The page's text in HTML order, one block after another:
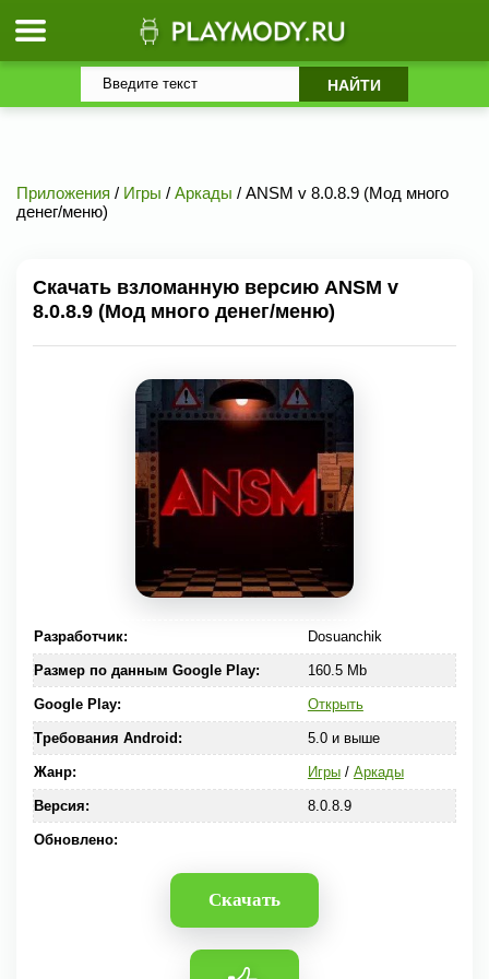
Приложения / Игры / Аркады / ANSM v 8.0.8.9 (Мод много
денег/меню)
Скачать взломанную версию ANSM v
8.0.8.9 (Мод много денег/меню)
Разработчик: Dosuanchik
Размер по данным Google Play: 160.5 Mb
Google Play: Открыть
Требования Android: 5.0 и выше
Жанр: Игры/ Аркады
Версия: 8.0.8.9
Обновлено:
Скачать